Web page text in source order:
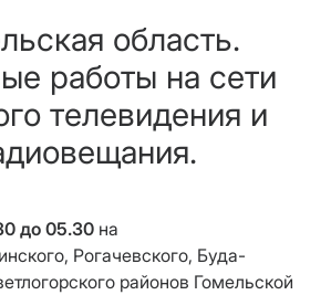
область.
работы на сети
телевидения и
до 05.30 на
Рогачевского, Буда-
районов Гомельской